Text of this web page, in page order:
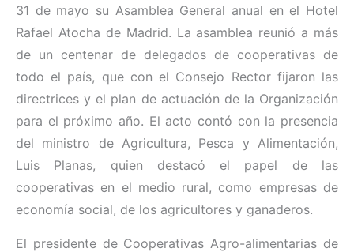
31 de mayo su Asamblea General anual en el Hotel
Rafael Atocha de Madrid. La asamblea reunió a más
de un centenar de delegados de cooperativas de
todo el país, que con el Consejo Rector fijaron las
directrices y el plan de actuación de la Organización
para el próximo año. El acto contó con la presencia
del ministro de Agricultura, Pesca y Alimentación,
Luis Planas, quien destacó el papel de las
cooperativas en el medio rural, como empresas de
economía social, de los agricultores y ganaderos.
El presidente de Cooperativas Agro-alimentarias de